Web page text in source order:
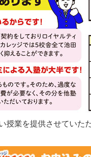
授業を提供させていた